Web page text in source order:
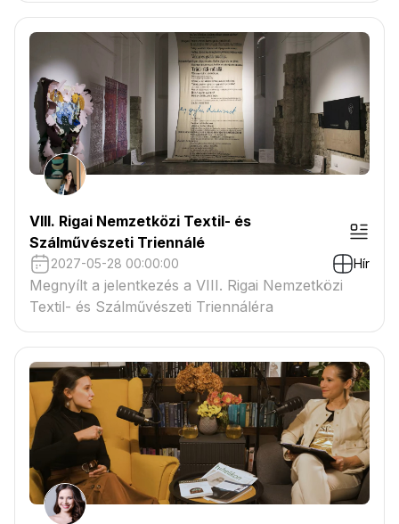
VIII. Rigai Nemzetközi Textil- és
Szálművészeti Triennálé
2027-05-28 00:00:00 Hír
Megnyílt a jelentkezés a VIII. Rigai Nemzetközi
Textil- és Szálművészeti Triennáléra